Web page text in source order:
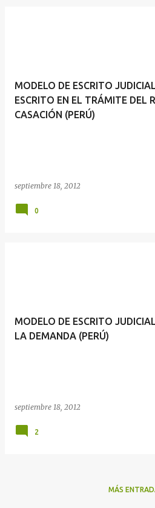
MODELO DE ESCRITO
ESCRITO EN EL TRÁMITE DEL
CASACIÓN (PERÚ)
septiembre 18, 2012
0
MODELO DE ESCRITO
LA DEMANDA (PERÚ)
septiembre 18, 2012
2
MÁS